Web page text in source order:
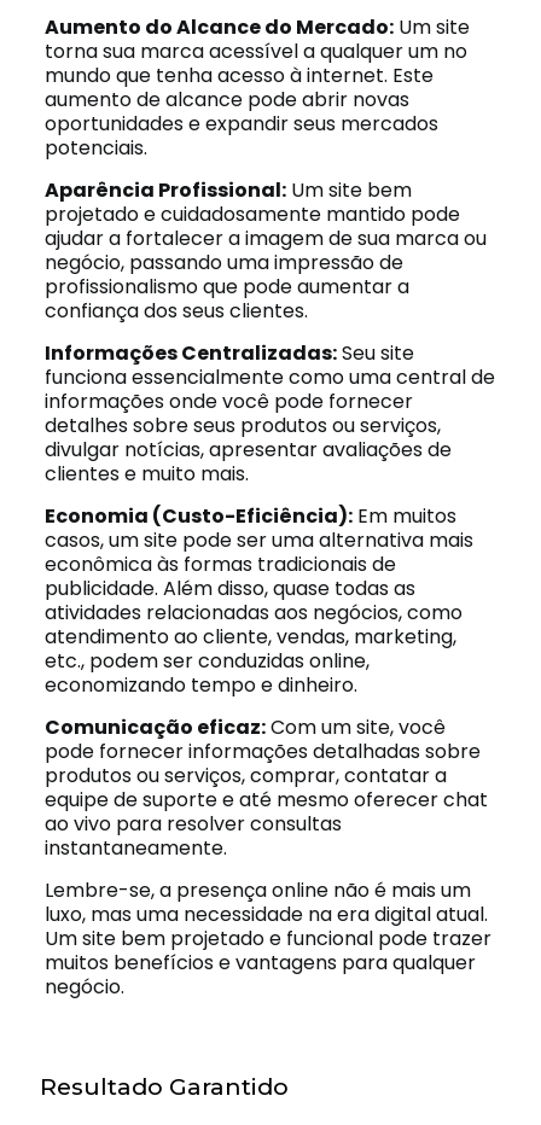
Aumento do Alcance do Mercado:Um site
torna sua marca acessível a qualquer um no
mundo que tenha acesso à internet. Este
aumento de alcance pode abrir novas
oportunidades e expandir seus mercados
potenciais.
Aparência Profissional:Um site bem
projetado e cuidadosamente mantido pode
ajudar a fortalecer a imagem de sua marca ou
negócio, passando uma impressão de
profissionalismo que pode aumentar a
confiança dos seus clientes.
Informações Centralizadas:Seu site
funciona essencialmente como uma central de
informações onde você pode fornecer
detalhes sobre seus produtos ou serviços,
divulgar notícias, apresentar avaliações de
clientes e muito mais.
Economia (Custo-Eficiência):Em muitos
casos, um site pode ser uma alternativa mais
econômica às formas tradicionais de
publicidade. Além disso, quase todas as
atividades relacionadas aos negócios, como
atendimento ao cliente, vendas, marketing,
etc., podem ser conduzidas online,
economizando tempo e dinheiro.
Comunicação eficaz:Com um site, você
pode fornecer informações detalhadas sobre
produtos ou serviços, comprar, contatar a
equipe de suporte e até mesmo oferecer chat
ao vivo para resolver consultas
instantaneamente.
Lembre-se, a presença online não é mais um
luxo, mas uma necessidade na era digital atual.
Um site bem projetado e funcional pode trazer
muitos benefícios e vantagens para qualquer
negócio.
Resultado Garantido